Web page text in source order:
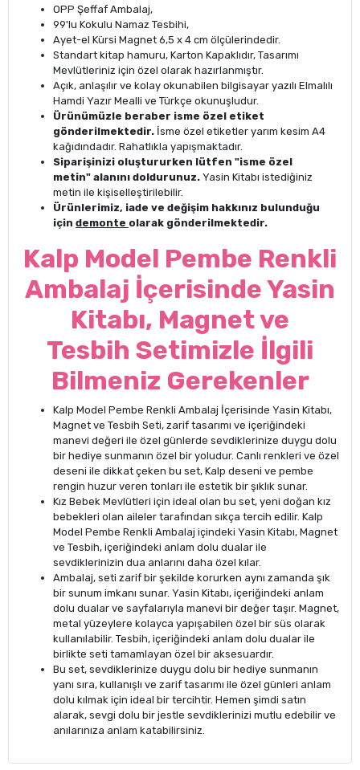
OPP Şeffaf Ambalaj,
99'lu Kokulu Namaz Tesbihi,
Ayet-el Kürsi Magnet 6,5 x 4 cm ölçülerindedir.
Standart kitap hamuru, Karton Kapaklıdır, Tasarımı
Mevlütleriniz için özel olarak hazırlanmıştır.
Açık, anlaşılır ve kolay okunabilen bilgisayar yazılı Elmalılı
Hamdi Yazır Mealli ve Türkçe okunuşludur.
Ürünümüzle beraber isme özel etiket
gönderilmektedir. İsme özel etiketler yarım kesim A4
kağıdındadır. Rahatlıkla yapışmaktadır.
Siparişinizi oluştururken lütfen "isme özel
metin" alanını doldurunuz. Yasin Kitabı istediğiniz
metin ile kişiselleştirilebilir.
Ürünlerimiz, iade ve değişim hakkınız bulunduğu
için demonte olarak gönderilmektedir.
Kalp Model Pembe Renkli
Ambalaj İçerisinde Yasin
Kitabı, Magnet ve
Tesbih Setimizle İlgili
Bilmeniz Gerekenler
Kalp Model Pembe Renkli Ambalaj İçerisinde Yasin Kitabı,
Magnet ve Tesbih Seti, zarif tasarımı ve içeriğindeki
manevi değeri ile özel günlerde sevdiklerinize duygu dolu
bir hediye sunmanın özel bir yoludur. Canlı renkleri ve özel
deseni ile dikkat çeken bu set, Kalp deseni ve pembe
rengin huzur veren tonları ile estetik bir şıklık sunar.
Kız Bebek Mevlütleri için ideal olan bu set, yeni doğan kız
bebekleri olan aileler tarafından sıkça tercih edilir. Kalp
Model Pembe Renkli Ambalaj içindeki Yasin Kitabı, Magnet
ve Tesbih, içeriğindeki anlam dolu dualar ile
sevdiklerinizin dua anlarını daha özel kılar.
Ambalaj, seti zarif bir şekilde korurken aynı zamanda şık
bir sunum imkanı sunar. Yasin Kitabı, içeriğindeki anlam
dolu dualar ve sayfalarıyla manevi bir değer taşır. Magnet,
metal yüzeylere kolayca yapışabilen özel bir süs olarak
kullanılabilir. Tesbih, içeriğindeki anlam dolu dualar ile
birlikte seti tamamlayan özel bir aksesuardır.
Bu set, sevdiklerinize duygu dolu bir hediye sunmanın
yanı sıra, kullanışlı ve zarif tasarımı ile özel günleri anlam
dolu kılmak için ideal bir tercihtir. Hemen şimdi satın
alarak, sevgi dolu bir jestle sevdiklerinizi mutlu edebilir ve
anılarınıza anlam katabilirsiniz.